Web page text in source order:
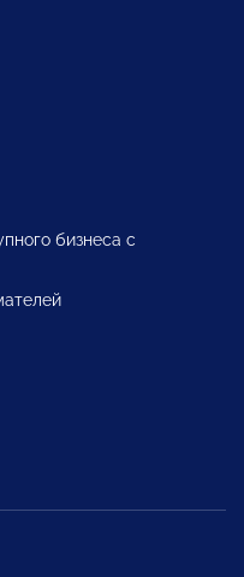
бизнеса с